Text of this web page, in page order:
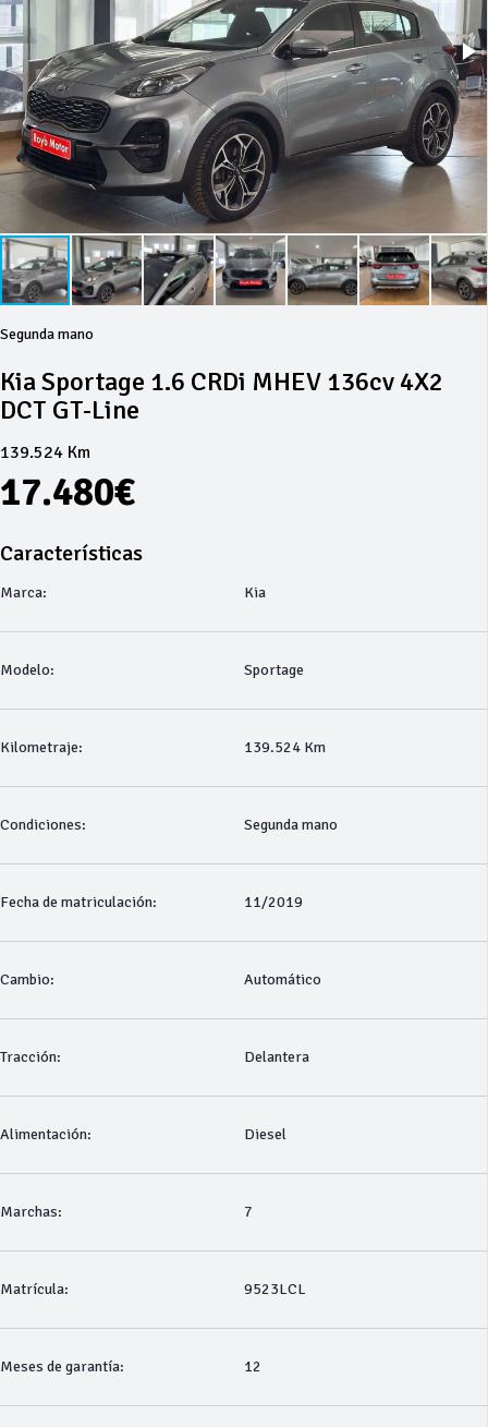
Segunda mano
Kia Sportage 1.6 CRDi MHEV 136cv 4X2
DCT GT-Line
139.524 Km
17.480€
Características
Marca: Kia
Modelo: Sportage
Kilometraje: 139.524 Km
Condiciones: Segunda mano
Fecha de matriculación: 11/2019
Cambio: Automático
Tracción: Delantera
Alimentación: Diesel
Marchas: 7
Matrícula: 9523LCL
Meses de garantía: 12